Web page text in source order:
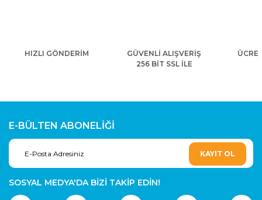
HIZLI GÖNDERİM
GÜVENLİ ALIŞVERİŞ
256 BİT SSL İLE
E-BÜLTEN ABONELİĞİ
KAYIT OL
SOSYAL MEDYA'DA BİZİ TAKİP EDİN!